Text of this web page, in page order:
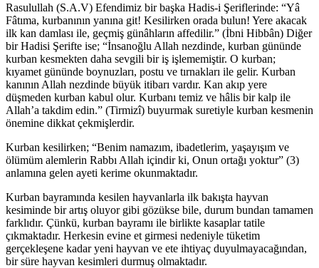
Rasulullah (S.A.V) Efendimiz bir başka Hadis-i Şeriflerinde: “Yâ
Fâtıma, kurbanının yanına git! Kesilirken orada bulun! Yere akacak
ilk kan damlası ile, geçmiş günâhların affedilir.” (İbni Hibbân) Diğer
bir Hadisi Şerifte ise; “İnsanoğlu Allah nezdinde, kurban gününde
kurban kesmekten daha sevgili bir iş işlememiştir. O kurban;
kıyamet gününde boynuzları, postu ve tırnakları ile gelir. Kurban
kanının Allah nezdinde büyük itibarı vardır. Kan akıp yere
düşmeden kurban kabul olur. Kurbanı temiz ve hâlis bir kalp ile
Allah’a takdim edin.” (Tirmizî) buyurmak suretiyle kurban kesmenin
önemine dikkat çekmişlerdir.
Kurban kesilirken; “Benim namazım, ibadetlerim, yaşayışım ve
ölümüm alemlerin Rabbı Allah içindir ki, Onun ortağı yoktur” (3)
anlamına gelen ayeti kerime okunmaktadır.
Kurban bayramında kesilen hayvanlarla ilk bakışta hayvan
kesiminde bir artış oluyor gibi gözükse bile, durum bundan tamamen
farklıdır. Çünkü, kurban bayramı ile birlikte kasaplar tatile
çıkmaktadır. Herkesin evine et girmesi nedeniyle tüketim
gerçekleşene kadar yeni hayvan ve ete ihtiyaç duyulmayacağından,
bir süre hayvan kesimleri durmuş olmaktadır.